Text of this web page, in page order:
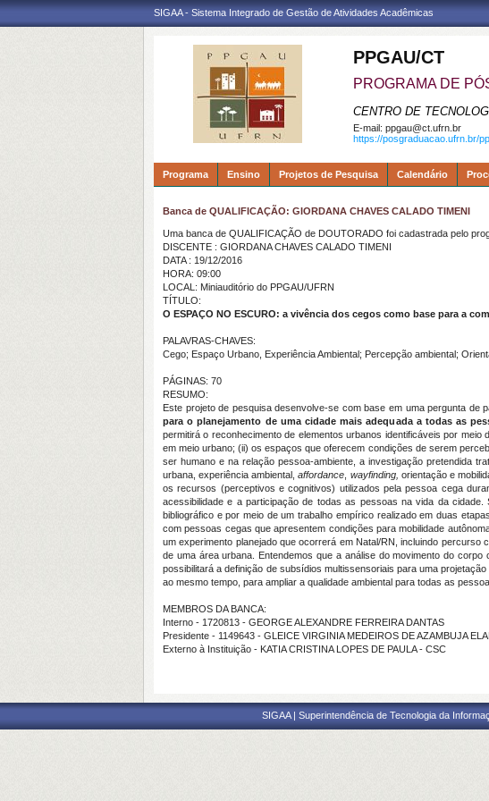
SIGAA - Sistema Integrado de Gestão de Atividades Acadêmicas
PPGAU/CT
PROGRAMA DE
CENTRO DE
E-mail: ppgau@ct.ufrn.br
https://posgraduacao.ufrn.br/
Programa Ensino Projetos de Pesquisa Calendário
Banca de QUALIFICAÇÃO: GIORDANA CHAVES CALADO TIMENI
Uma banca de QUALIFICAÇÃO de DOUTORADO foi cadastrada pelo
DISCENTE : GIORDANA CHAVES CALADO TIMENI
DATA : 19/12/2016
HORA: 09:00
LOCAL: Miniauditório do PPGAU/UFRN
TÍTULO:
O ESPAÇO NO ESCURO: a vivência dos cegos como base para a
PALAVRAS-CHAVES:
Cego; Espaço Urbano, Experiência Ambiental; Percepção ambiental;
PÁGINAS: 70
RESUMO:
Este projeto de pesquisa desenvolve-se com base em uma pergunta de
para o planejamento de uma cidade mais adequada a todas as
permitirá o reconhecimento de elementos urbanos identificáveis por
em meio urbano; (ii) os espaços que oferecem condições de serem
ser humano e na relação pessoa-ambiente, a investigação pretendida
urbana, experiência ambiental,affordance wayfinding, orientação e
os recursos (perceptivos e cognitivos) utilizados pela pessoa cega
acessibilidade e a participação de todas as pessoas na vida da
bibliográfico e por meio de um trabalho empírico realizado em duas
com pessoas cegas que apresentem condições para mobilidade
um experimento planejado que ocorrerá em Natal/RN, incluindo
de uma área urbana. Entendemos que a análise do movimento do
possibilitará a definição de subsídios multissensoriais para uma
ao mesmo tempo, para ampliar a qualidade ambiental para todas as
MEMBROS DA BANCA:
Interno - 1720813 - GEORGE ALEXANDRE FERREIRA DANTAS
Presidente - 1149643 - GLEICE VIRGINIA MEDEIROS DE AZAMBUJA
Externo à Instituição - KATIA CRISTINA LOPES DE PAULA - CSC
SIGAA | Superintendência de Tecnologia da